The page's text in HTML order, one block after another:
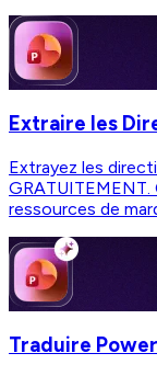
Extraire les
Extrayez les
ressources de
Traduire